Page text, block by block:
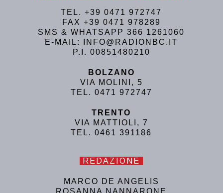
TEL. +39 0471 972747
FAX +39 0471 978289
SMS & WHATSAPP 366 1261060
E-MAIL: INFO@RADIONBC.IT
P.I. 00851480210
BOLZANO
VIA MOLINI, 5
TEL. 0471 972747
TRENTO
VIA MATTIOLI, 7
TEL. 0461 391186
REDAZIONE
MARCO DE ANGELIS
ROSANNA NANNARONE